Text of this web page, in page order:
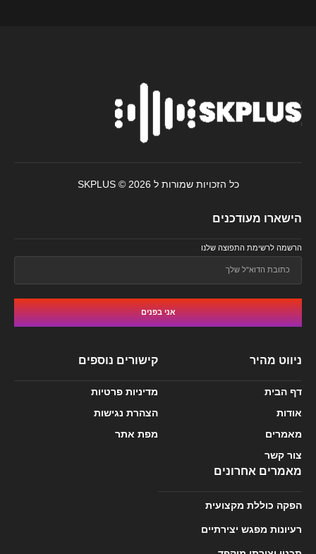
הישארו מעודכנים
הרשמה לרשימת התפוצה שלנו
אני בפנים
ניווט מהיר
דף הבית
אודות
מאמרים
צור קשר
קישורים נוספים
מדיניות פרטיות
הצהרת נגישות
מפת אתר
מאמרים אחרונים
הפקה כוללת מקצועית
רעיונות מפגש יצירתיים
כל הזכויות שמורות ל SKPLUS © 2026